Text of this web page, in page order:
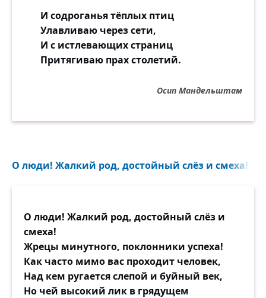
И содроганья тёплых птиц
Улавливаю через сети,
И с истлевающих страниц
Притягиваю прах столетий.
Осип Мандельштам
О люди! Жалкий род, достойный слёз и смеха!..
О люди! Жалкий род, достойный слёз и
смеха!
Жрецы минутного, поклонники успеха!
Как часто мимо вас проходит человек,
Над кем ругается слепой и буйный век,
Но чей высокий лик в грядущем